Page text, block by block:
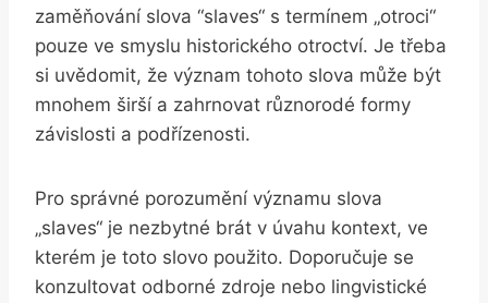
zaměňování slova ‌“slaves“ s⁢ termínem „otroci“
pouze ve smyslu⁢ historického otroctví. Je ⁢třeba
si uvědomit, že význam tohoto slova může být
mnohem širší a zahrnovat různorodé formy
⁣závislosti a podřízenosti.
Pro správné⁣ porozumění významu slova
„slaves“​ je nezbytné brát⁣ v úvahu kontext, ve​
kterém je toto slovo použito. Doporučuje se
konzultovat odborné ⁢zdroje nebo lingvistické